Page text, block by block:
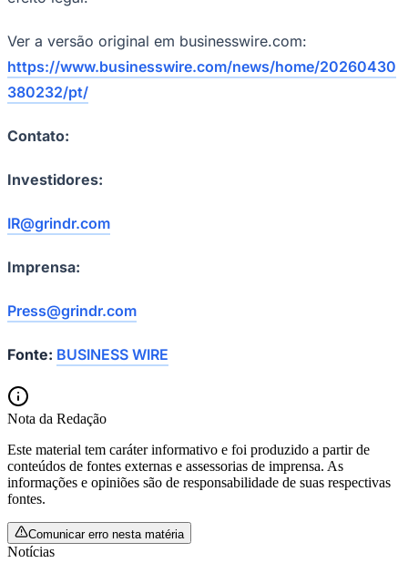
Ver a versão original em businesswire.com:
https://www.businesswire.com/news/home/20260430
380232/pt/
Contato:
Investidores:
IR@grindr.com
Imprensa:
Press@grindr.com
Fonte: BUSINESS WIRE
Nota da Redação
Este material tem caráter informativo e foi produzido a partir de
conteúdos de fontes externas e assessorias de imprensa. As
informações e opiniões são de responsabilidade de suas respectivas
fontes.
Comunicar erro nesta matéria
Notícias